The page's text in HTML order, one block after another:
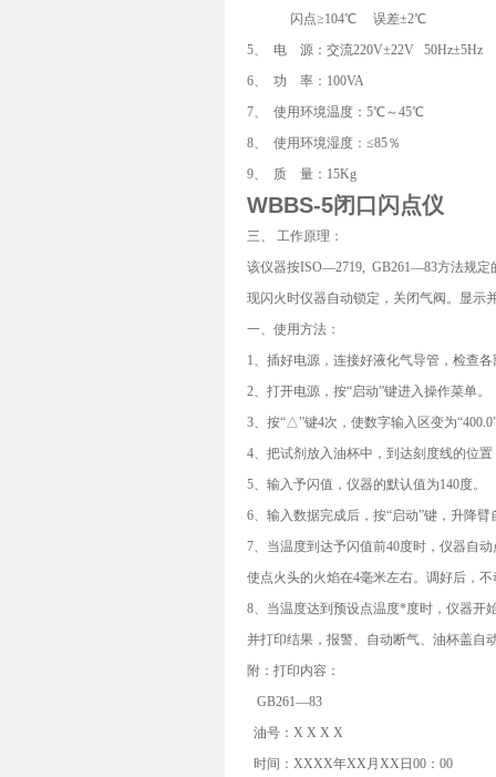
闪点≥104℃ 误差±2℃
5、 电 源：交流220V±22V 50Hz±5Hz
6、 功 率：100VA
7、 使用环境温度：5℃～45℃
8、 使用环境湿度：≤85％
9、 质 量：15Kg
WBBS-5闭口闪点仪
三、 工作原理：
该仪器按ISO—2719, GB261—83方法规定
现闪火时仪器自动锁定，关闭气阀。显示
一、使用方法：
1、插好电源，连接好液化气导管，检查
2、打开电源，按“启动”键进入操作菜单。
3、按“△”键4次，使数字输入区变为
4、把试剂放入油杯中，到达刻度线的位
5、输入予闪值，仪器的默认值为140度。
6、输入数据完成后，按“启动”键，升降
7、当温度到达予闪值前40度时，仪器自
使点火头的火焰在4毫米左右。调好后，
8、当温度达到预设点温度*度时，仪器
并打印结果，报警、自动断气、油杯盖自
附：打印内容：
GB261—83
油号：X X X X
时间：XXXX年XX月XX日00：00